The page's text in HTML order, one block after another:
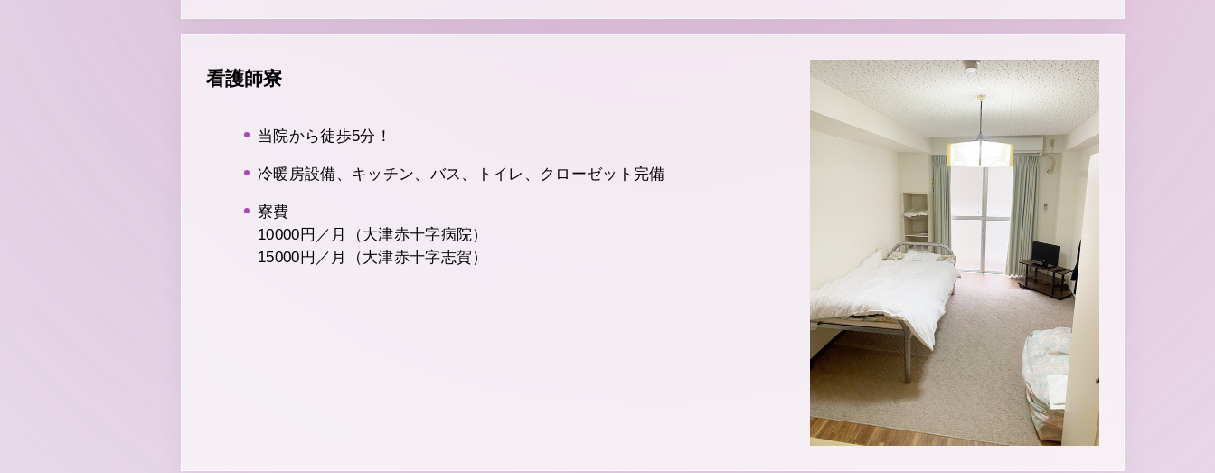
看護師寮
当院から徒歩5分！
冷暖房設備、キッチン、バス、トイレ、クローゼット完備
寮費
10000円／月（大津赤十字病院）
15000円／月（大津赤十字志賀）